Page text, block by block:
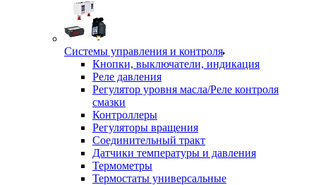
Системы управления и контроля
Кнопки, выключатели, индикация
Реле давления
Регулятор уровня масла/Реле контроля
смазки
Контроллеры
Регуляторы вращения
Соединительный тракт
Датчики температуры и давления
Термометры
Термостаты универсальные